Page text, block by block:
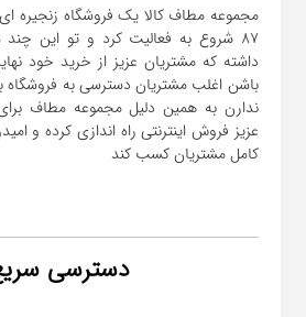
مجموعه مطاف کالا یک فروشگاه زنجیره
۸۷ شروع به فعالیت کرد و تو این
داشته که مشتریان عزیز از خرید خود
باشن اغلب مشتریان دسترسی به
ندارن به همین دلیل مجموعه مطاف
عزیز فروش اینترنتی راه اندازی کرده و
کامل مشتریان کسب کند
دسترسی